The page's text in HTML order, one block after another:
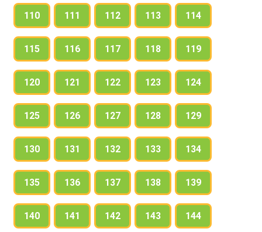
110 111 112 113 114
115 116 117 118 119
120 121 122 123 124
125 126 127 128 129
130 131 132 133 134
135 136 137 138 139
140 141 142 143 144